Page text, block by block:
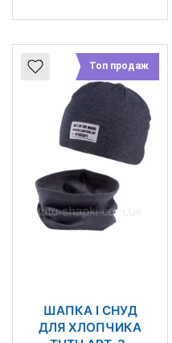
Топ продаж
ШАПКА І СНУД
ДЛЯ ХЛОПЧИКА